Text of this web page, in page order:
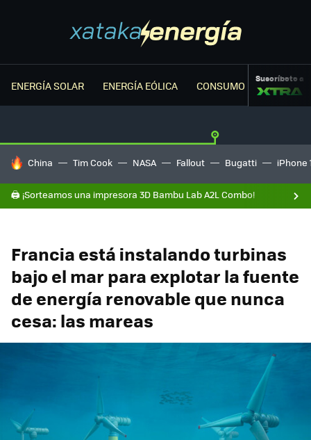
ENERGÍA SOLAR ENERGÍA EÓLICA CONSUMO ENERGÉTICO
Suscríbete a
HOY SE HABLA DE
China Tim Cook NASA Fallout Bugatti iPhone
🖨️ ¡Sorteamos una impresora 3D Bambu Lab A2L Combo!
Francia está instalando turbinas
bajo el mar para explotar la fuente
de energía renovable que nunca
cesa: las mareas